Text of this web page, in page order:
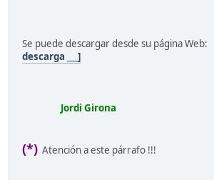
Se puede descargar desde su página Web:
descarga ___]
Jordi Girona
(*) Atención a este párrafo !!!